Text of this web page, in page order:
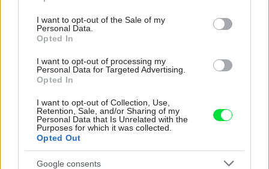
use your data for below specified purposes in below Google
consent section.
I want to opt-out of the Sale of my
Personal Data.
Opted In
I want to opt-out of processing my
Personal Data for Targeted Advertising.
Opted In
I want to opt-out of Collection, Use,
Retention, Sale, and/or Sharing of my
Personal Data that Is Unrelated with the
Purposes for which it was collected.
Opted Out
Google consents
Re: Takto sa rieši málo úložného miesta. V tomto byte
stačil jeden prvok | Môjdom.sk
Dizajn je to nádherný, tá brezová preglejka a čisté línie vyzerajú super.
Re: Toto je najväčší mýtus pri ošetrení dreva a môže vás
clovek by cakal ze vysusene drahe drevo bolo predtym naparovane aby
sa zbavilo zarodkov skodcov...